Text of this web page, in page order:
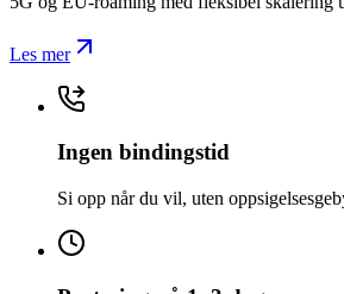
Les mer
Ingen bindingstid
Si opp når du vil, uten